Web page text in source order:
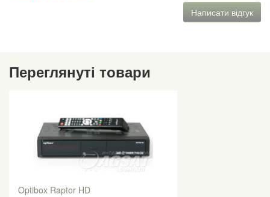
Написати відгук
Переглянуті товари
Optibox Raptor HD